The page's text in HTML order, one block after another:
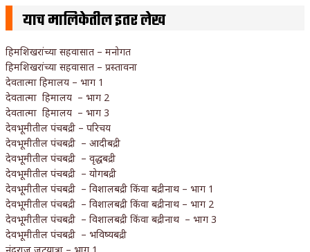
याच मालिकेतील इतर लेख
हिमशिखरांच्या सहवासात – मनोगत
हिमशिखरांच्या सहवासात – प्रस्तावना
देवतात्मा हिमालय – भाग 1
देवतात्मा हिमालय – भाग 2
देवतात्मा हिमालय – भाग 3
देवभूमीतील पंचबद्री – परिचय
देवभूमीतील पंचबद्री – आदीबद्री
देवभूमीतील पंचबद्री – वृद्धबद्री
देवभूमीतील पंचबद्री – योगबद्री
देवभूमीतील पंचबद्री – विशालबद्री किंवा बद्रीनाथ – भाग 1
देवभूमीतील पंचबद्री – विशालबद्री किंवा बद्रीनाथ – भाग 2
देवभूमीतील पंचबद्री – विशालबद्री किंवा बद्रीनाथ – भाग 3
देवभूमीतील पंचबद्री – भविष्यबद्री